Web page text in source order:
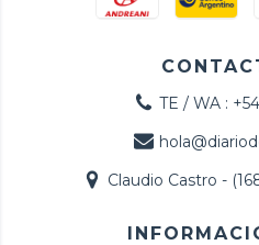
TE / WA :
Claudio Castro -